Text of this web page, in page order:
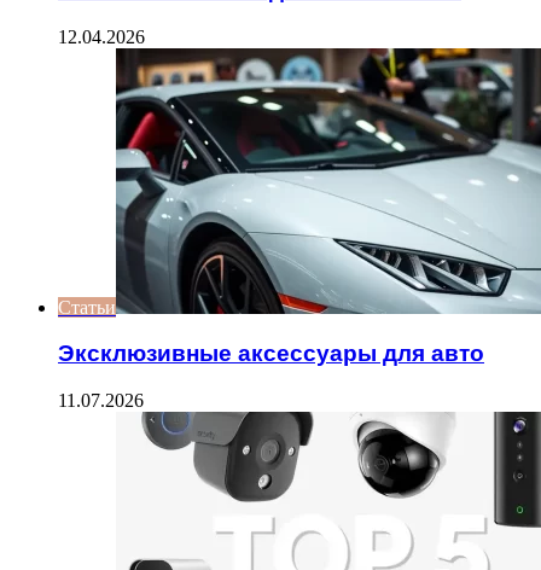
12.04.2026
Статьи
Эксклюзивные аксессуары для авто
11.07.2026